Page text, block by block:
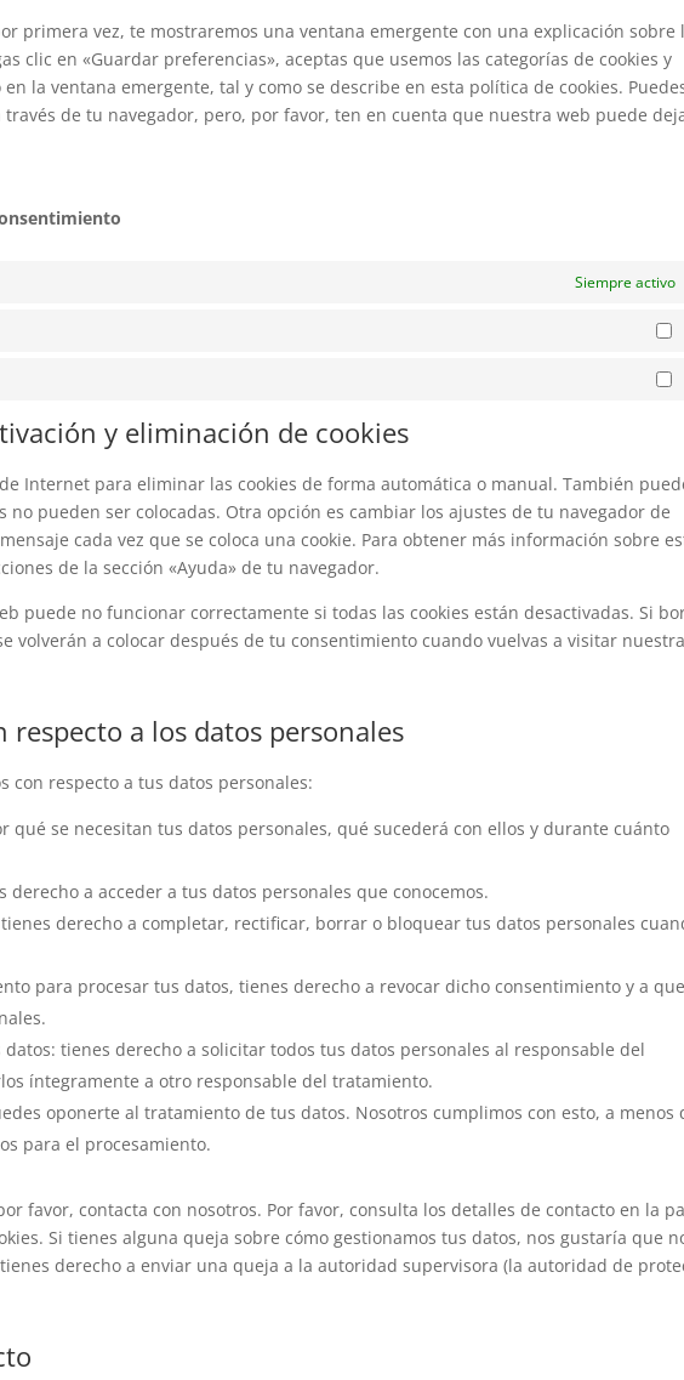
primera vez, te mostraremos una ventana emergente con una explicación sobre
clic en «Guardar preferencias», aceptas que usemos las categorías de cookies y
la ventana emergente, tal y como se describe en esta política de cookies.
través de tu navegador, pero, por favor, ten en cuenta que nuestra web puede
Siempre activo
y eliminación de cookies
Internet para eliminar las cookies de forma automática o manual. También
no pueden ser colocadas. Otra opción es cambiar los ajustes de tu navegador de
cada vez que se coloca una cookie. Para obtener más información sobre
de la sección «Ayuda» de tu navegador.
puede no funcionar correctamente si todas las cookies están desactivadas. Si
volverán a colocar después de tu consentimiento cuando vuelvas a visitar
respecto a los datos personales
con respecto a tus datos personales:
qué se necesitan tus datos personales, qué sucederá con ellos y durante cuánto
derecho a acceder a tus datos personales que conocemos.
derecho a completar, rectificar, borrar o bloquear tus datos personales
para procesar tus datos, tienes derecho a revocar dicho consentimiento y a
datos: tienes derecho a solicitar todos tus datos personales al responsable del
íntegramente a otro responsable del tratamiento.
oponerte al tratamiento de tus datos. Nosotros cumplimos con esto, a menos
para el procesamiento.
favor, contacta con nosotros. Por favor, consulta los detalles de contacto en la
Si tienes alguna queja sobre cómo gestionamos tus datos, nos gustaría que
derecho a enviar una queja a la autoridad supervisora (la autoridad de